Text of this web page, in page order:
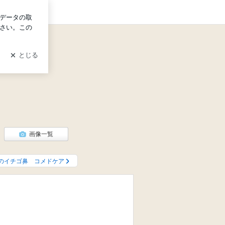
画像一覧
イチゴ鼻 コメドケア